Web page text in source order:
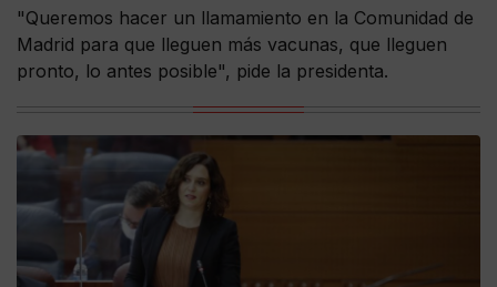
"Queremos hacer un llamamiento en la Comunidad de
Madrid para que lleguen más vacunas, que lleguen
pronto, lo antes posible", pide la presidenta.